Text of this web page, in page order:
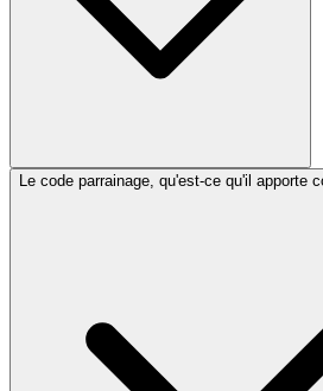
Le code parrainage, qu'est-ce qu'il apporte